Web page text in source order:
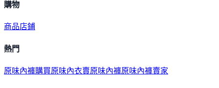
購物
商品店鋪
熱門
原味內褲購買原味內衣賣原味內褲原味內褲賣家